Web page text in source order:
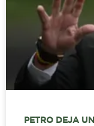
PETRO DEJA